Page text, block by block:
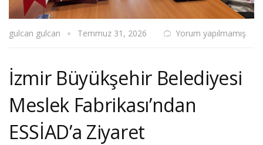
gulcan gulcan Temmuz 31, 2026 Yorum yapılmamış
İzmir Büyükşehir Belediyesi
Meslek Fabrikası’ndan
ESSİAD’a Ziyaret